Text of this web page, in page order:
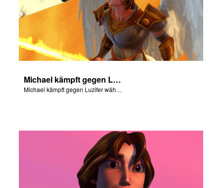
Michael kämpft gegen Luzifer während der Rebellion im Himmel.
Michael kämpft gegen Luzifer während der Rebellion im Himmel.